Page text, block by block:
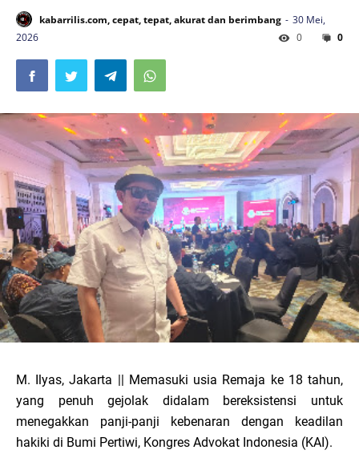
kabarrilis.com, cepat, tepat, akurat dan berimbang
30 Mei,
2026
0
0
M. Ilyas, Jakarta || Memasuki usia Remaja ke 18 tahun,
yang penuh gejolak didalam bereksistensi untuk
menegakkan panji-panji kebenaran dengan keadilan
hakiki di Bumi Pertiwi, Kongres Advokat Indonesia (KAI).